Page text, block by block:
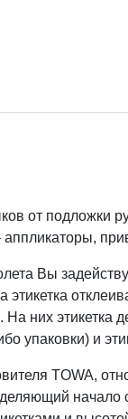
от подложки
Вы
них этикетка
упаковки) и
TOWA,
начало